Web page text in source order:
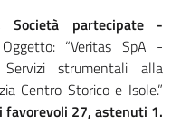
Società partecipate -
Oggetto: “Veritas SpA -
strumentali alla
Centro Storico e Isole.”
favorevoli 27, astenuti 1.